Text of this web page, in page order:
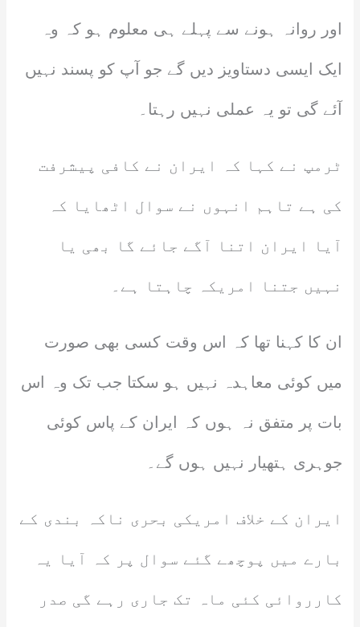
اور روانہ ہونے سے پہلے ہی معلوم ہو کہ وہ
ایک ایسی دستاویز دیں گے جو آپ کو پسند نہیں
آئے گی تو یہ عملی نہیں رہتا۔
ٹرمپ نے کہا کہ ایران نے کافی پیشرفت
کی ہے تاہم انہوں نے سوال اٹھایا کہ
آیا ایران اتنا آگے جائے گا بھی یا
نہیں جتنا امریکہ چاہتا ہے۔
ان کا کہنا تھا کہ اس وقت کسی بھی صورت
میں کوئی معاہدہ نہیں ہو سکتا جب تک وہ اس
بات پر متفق نہ ہوں کہ ایران کے پاس کوئی
جوہری ہتھیار نہیں ہوں گے۔
ایران کے خلاف امریکی بحری ناکہ بندی کے
بارے میں پوچھے گئے سوال پر کہ آیا یہ
کارروائی کئی ماہ تک جاری رہے گی صدر